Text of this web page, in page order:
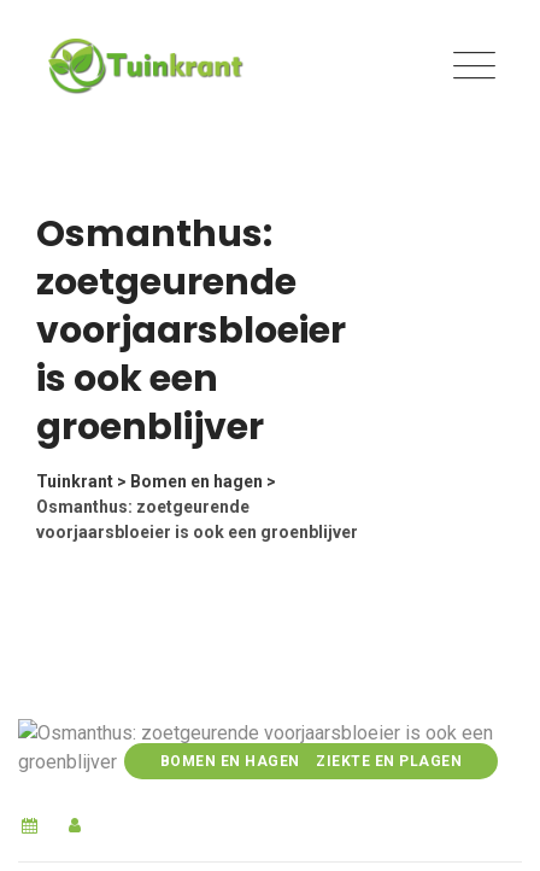
content
Osmanthus:
zoetgeurende
voorjaarsbloeier
is ook een
groenblijver
Tuinkrant > Bomen en hagen >
Osmanthus: zoetgeurende
voorjaarsbloeier is ook een groenblijver
BOMEN EN HAGEN ZIEKTE EN PLAGEN